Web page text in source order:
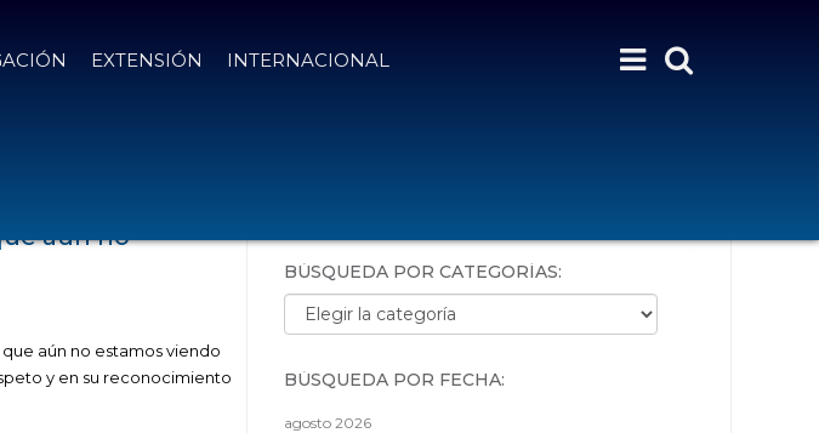
EXTENSIÓN INTERNACIONAL
aún no
que aún no estamos viendo
y en su reconocimiento
BÚSQUEDA POR CATEGORÍAS:
Búsqueda por categorías:
BÚSQUEDA POR FECHA:
agosto 2026